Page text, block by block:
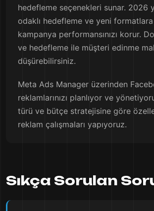
hedefleme seçenekleri sunar. 2026
odaklı hedefleme ve yeni
kampanya performansınızı korur.
ve hedefleme ile müşteri edinme
düşürebilirsiniz.
Meta Ads Manager üzerinden
reklamlarınızı planlıyor ve
türü ve bütçe stratejisine göre
reklam çalışmaları yapıyoruz.
Sıkça Sorulan